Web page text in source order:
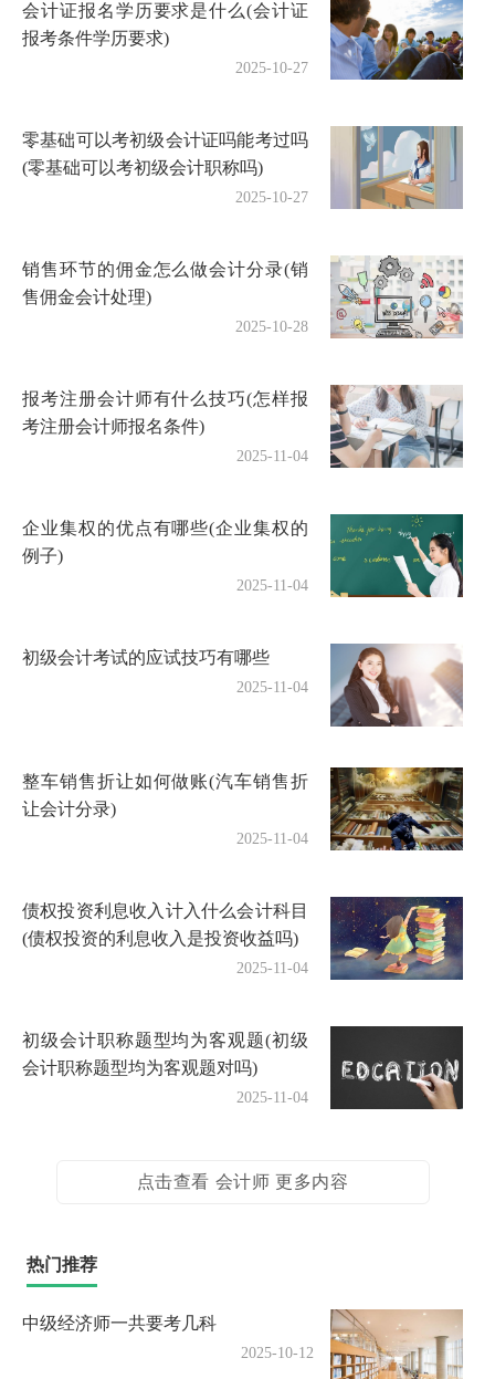
会计证报名学历要求是什么(会计证
报考条件学历要求)
2025-10-27
零基础可以考初级会计证吗能考过吗
(零基础可以考初级会计职称吗)
2025-10-27
销售环节的佣金怎么做会计分录(销
售佣金会计处理)
2025-10-28
报考注册会计师有什么技巧(怎样报
考注册会计师报名条件)
2025-11-04
企业集权的优点有哪些(企业集权的
例子)
2025-11-04
初级会计考试的应试技巧有哪些
2025-11-04
整车销售折让如何做账(汽车销售折
让会计分录)
2025-11-04
债权投资利息收入计入什么会计科目
(债权投资的利息收入是投资收益吗)
2025-11-04
初级会计职称题型均为客观题(初级
会计职称题型均为客观题对吗)
2025-11-04
点击查看 会计师 更多内容
热门推荐
中级经济师一共要考几科
2025-10-12